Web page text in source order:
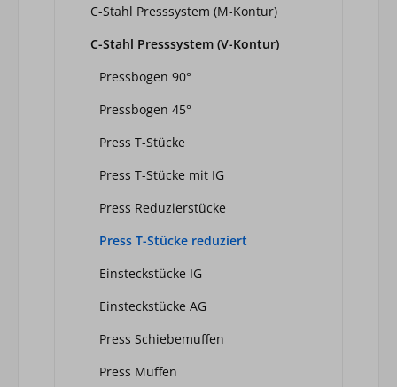
C-Stahl Presssystem (M-Kontur)
C-Stahl Presssystem (V-Kontur)
Pressbogen 90°
Pressbogen 45°
Press T-Stücke
Press T-Stücke mit IG
Press Reduzierstücke
Press T-Stücke reduziert
Einsteckstücke IG
Einsteckstücke AG
Press Schiebemuffen
Press Muffen